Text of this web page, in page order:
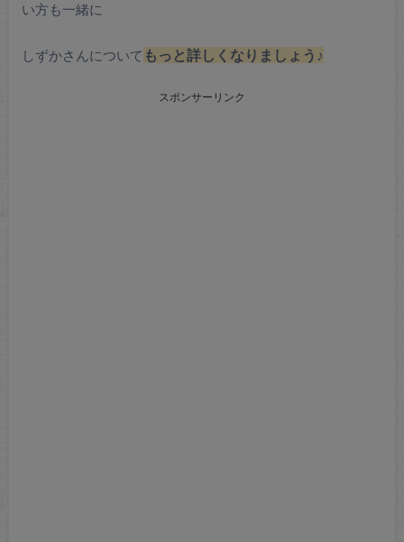
い方も一緒に
しずかさんについて もっと詳しくなりましょう♪
スポンサーリンク